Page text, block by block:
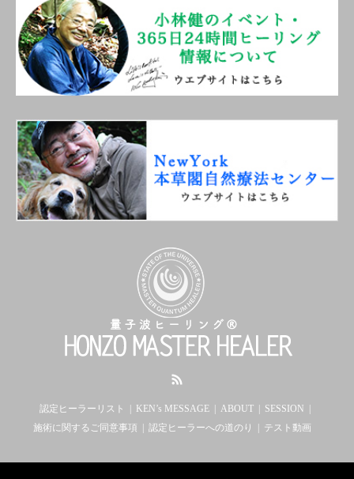
認定ヒーラーリスト KEN’s MESSAGE ABOUT
SESSION
施術に関するご同意事項
認定ヒーラーへの道のり テスト動画